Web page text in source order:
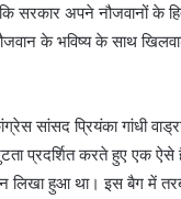
कि सरकार अपने नौजवानों
के भविष्य के साथ
सांसद प्रियंका गांधी
प्रदर्शित करते हुए एक
लिखा हुआ था। इस बैग में